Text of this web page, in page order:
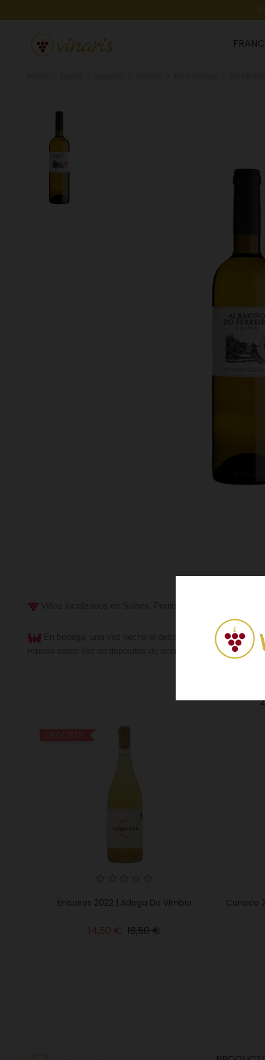
Viñas localizados en Salnés, Pontevedra, de 45 años de
En bodega, una vez hecho el despalillado, se pasa a
reposo sobre lías en depósitos de acero inoxidable durante 9
Encoiros 2022 | Adega Do Vimbio
14,50 € Precio
18,50 €Precio
Caneco